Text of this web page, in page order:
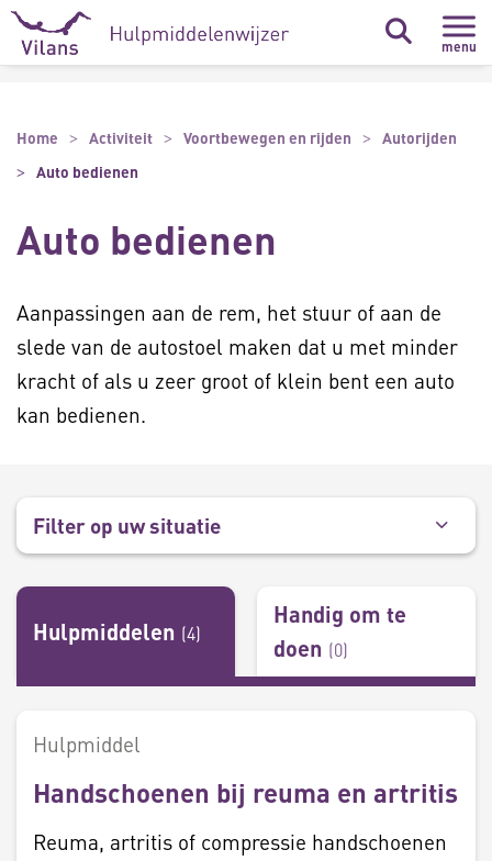
Naar hoofdinhoud
Naar footer
menu
Home Activiteit Voortbewegen en rijden
Autorijden
Auto bedienen
Auto bedienen
Aanpassingen aan de rem, het stuur of aan de
slede van de autostoel maken dat u met minder
kracht of als u zeer groot of klein bent een auto
kan bedienen.
Filter op uw situatie
Hulpmiddelen (4)
Handig om te
doen (0)
Hulpmiddel
Handschoenen bij reuma en artritis
Reuma, artritis of compressie handschoenen